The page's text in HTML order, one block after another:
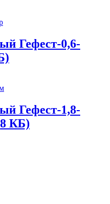
Гефест-0,6-
Гефест-1,8-
КБ)